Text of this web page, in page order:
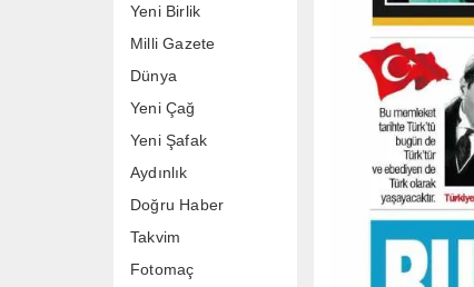
Yeni Birlik
Milli Gazete
Dünya
Yeni Çağ
Yeni Şafak
Aydınlık
Doğru Haber
Takvim
Fotomaç